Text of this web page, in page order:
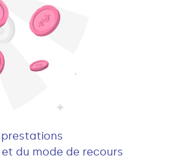
prestations
du mode de recours